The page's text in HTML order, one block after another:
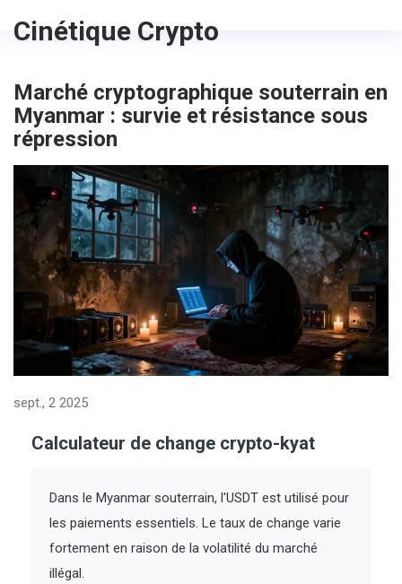
Cinétique Crypto
Marché cryptographique souterrain en
Myanmar : survie et résistance sous
répression
sept., 2 2025
Calculateur de change crypto-kyat
Dans le Myanmar souterrain, l'USDT est utilisé pour
les paiements essentiels. Le taux de change varie
fortement en raison de la volatilité du marché
illégal.